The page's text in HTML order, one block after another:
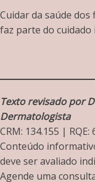
Cuidar da saúde
faz parte do
Texto revisado por
Dermatologista
CRM: 134.155 | RQE:
Conteúdo
deve ser avaliado
Agende uma